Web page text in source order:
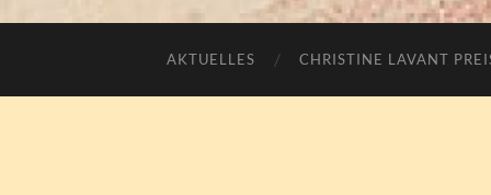
AKTUELLES CHRISTINE LAVANT